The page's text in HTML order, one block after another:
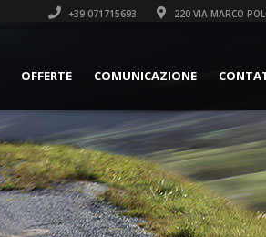
+39 071715693 220 VIA MARCO
OFFERTE COMUNICAZIONE